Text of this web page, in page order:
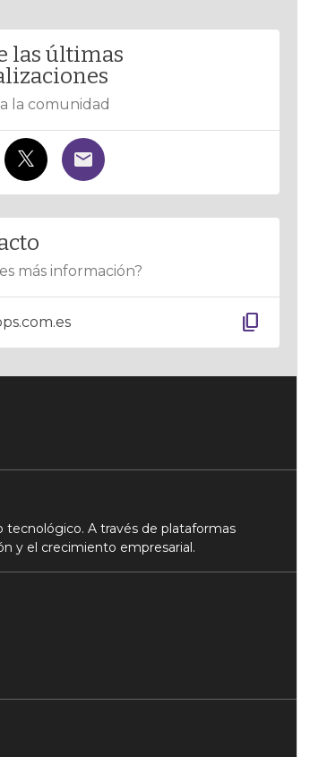
las últimas
la comunidad
más información?
content_copy
A través de plataformas
y el crecimiento empresarial.